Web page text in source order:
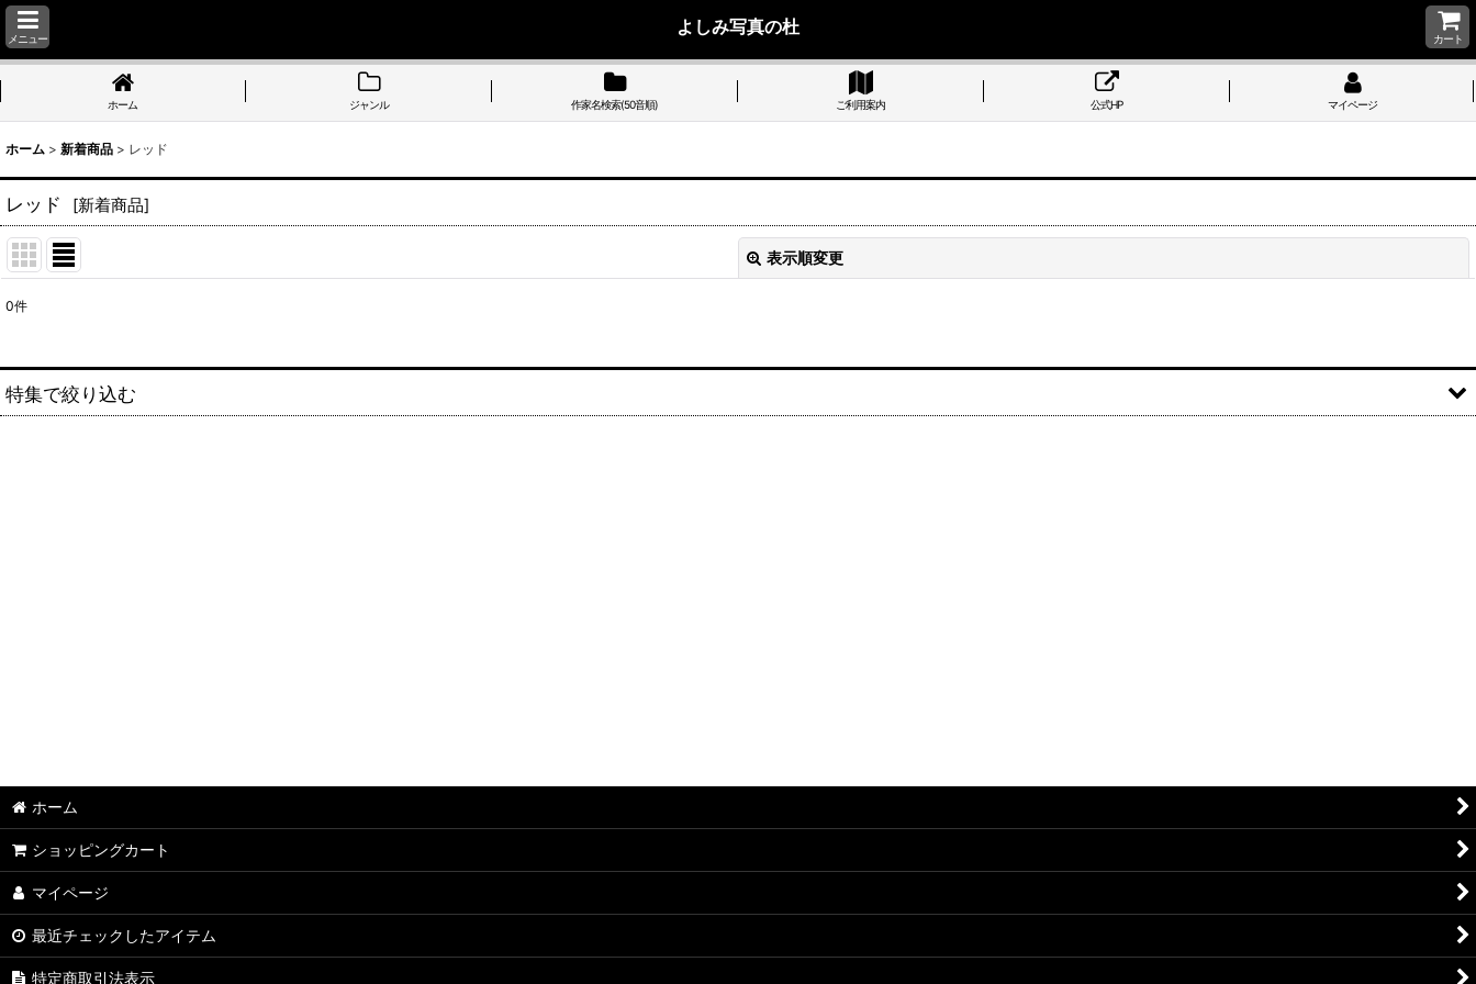
メニュー
よしみ写真の杜
カート
ホーム ジャンル 作家名検索(50音順) ご利用案内 公式HP マイページ
ホーム > 新着商品 > レッド
レッド [新着商品]
表示順変更
並び順 :
0件
特集で絞り込む
イエロー
パープル
ピンク
風景
動物
ホーム
ショッピングカート
マイページ
最近チェックしたアイテム
特定商取引法表示